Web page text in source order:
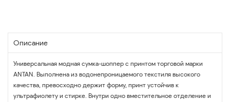
Описание
Универсальная модная сумка-шоппер с принтом торговой марки
ANTAN. Выполнена из водонепроницаемого текстиля высокого
качества, превосходно держит форму, принт устойчив к
ультрафиолету и стирке. Внутри одно вместительное отделение и